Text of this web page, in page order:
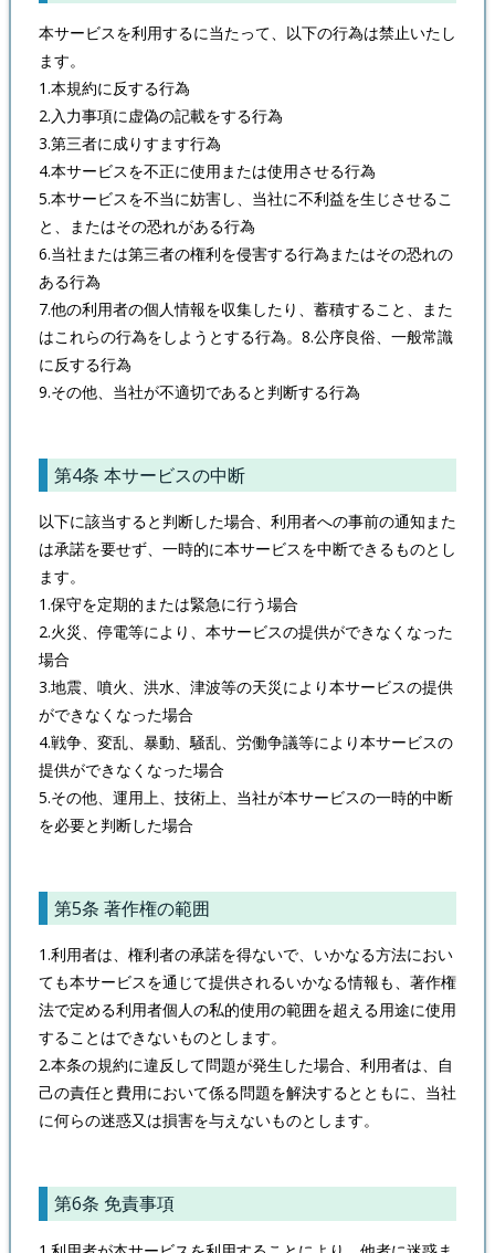
本サービスを利用するに当たって、以下の行為は禁止いたし
ます。
1.本規約に反する行為
2.入力事項に虚偽の記載をする行為
3.第三者に成りすます行為
4.本サービスを不正に使用または使用させる行為
5.本サービスを不当に妨害し、当社に不利益を生じさせるこ
と、またはその恐れがある行為
6.当社または第三者の権利を侵害する行為またはその恐れの
ある行為
7.他の利用者の個人情報を収集したり、蓄積すること、また
はこれらの行為をしようとする行為。8.公序良俗、一般常識
に反する行為
9.その他、当社が不適切であると判断する行為
第4条 本サービスの中断
以下に該当すると判断した場合、利用者への事前の通知また
は承諾を要せず、一時的に本サービスを中断できるものとし
ます。
1.保守を定期的または緊急に行う場合
2.火災、停電等により、本サービスの提供ができなくなった
場合
3.地震、噴火、洪水、津波等の天災により本サービスの提供
ができなくなった場合
4.戦争、変乱、暴動、騒乱、労働争議等により本サービスの
提供ができなくなった場合
5.その他、運用上、技術上、当社が本サービスの一時的中断
を必要と判断した場合
第5条 著作権の範囲
1.利用者は、権利者の承諾を得ないで、いかなる方法におい
ても本サービスを通じて提供されるいかなる情報も、著作権
法で定める利用者個人の私的使用の範囲を超える用途に使用
することはできないものとします。
2.本条の規約に違反して問題が発生した場合、利用者は、自
己の責任と費用において係る問題を解決するとともに、当社
に何らの迷惑又は損害を与えないものとします。
第6条 免責事項